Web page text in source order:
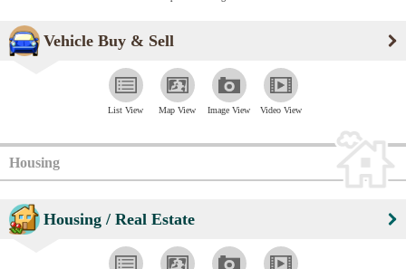
Vehicle Buy & Sell
List View Map View Image View Video View
Housing
Housing / Real Estate